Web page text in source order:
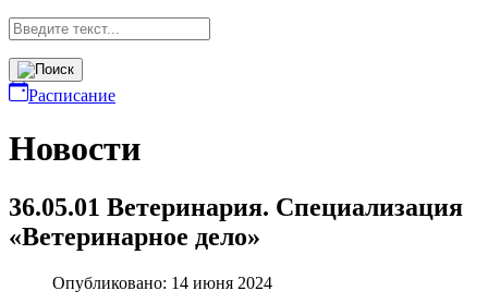
Расписание
Новости
36.05.01 Ветеринария. Специализация
«Ветеринарное дело»
Опубликовано: 14 июня 2024